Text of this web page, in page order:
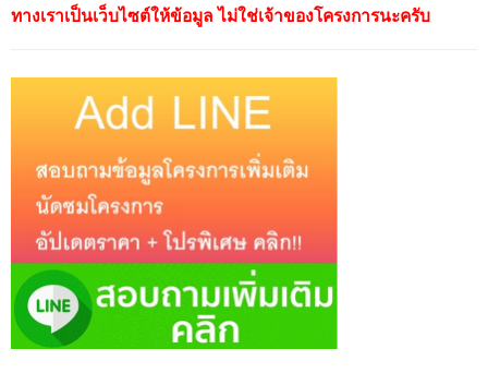
ทางเราเป็นเว็บไซต์ให้ข้อมูล ไม่ใช่เจ้าของโครงการนะครับ